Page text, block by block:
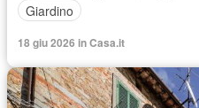
Giardino
18 giu 2026 in Casa.it